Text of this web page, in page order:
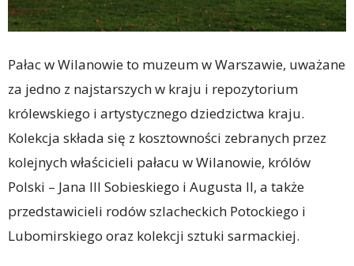
Pałac w Wilanowie to muzeum w Warszawie, uważane
za jedno z najstarszych w kraju i repozytorium
królewskiego i artystycznego dziedzictwa kraju.
Kolekcja składa się z kosztowności zebranych przez
kolejnych właścicieli pałacu w Wilanowie, królów
Polski – Jana III Sobieskiego i Augusta II, a także
przedstawicieli rodów szlacheckich Potockiego i
Lubomirskiego oraz kolekcji sztuki sarmackiej.